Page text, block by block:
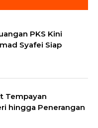
PKS Kini
Syafei Siap
Tempayan
hingga Penerangan